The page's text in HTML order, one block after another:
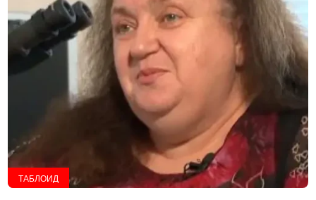
ТАБЛОИД